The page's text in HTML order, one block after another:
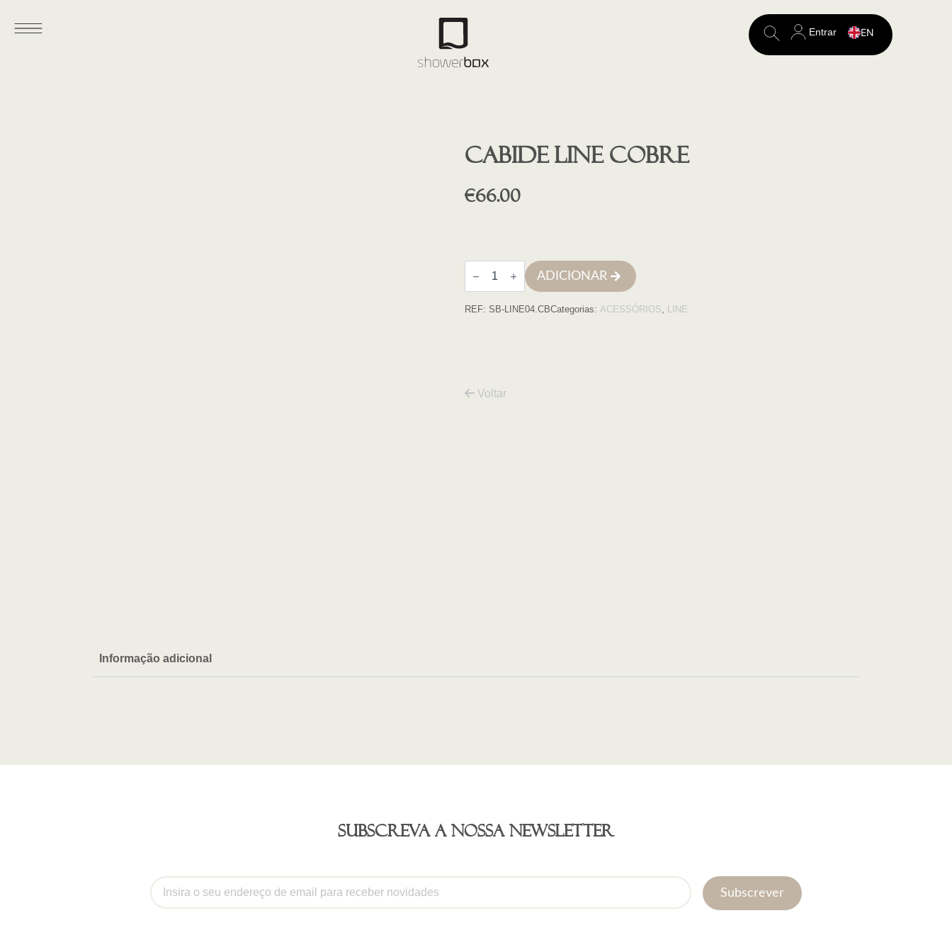
Search
Entrar EN
Cabide LINE COBRE
€66.00
Quantidade
de
Cabide
COBRE
ADICIONAR
REF: SB-LINE04.CBCategorias: ACESSÓRIOS, LINE
Voltar
Informação adicional
Subscreva a nossa newsletter
Subscrever